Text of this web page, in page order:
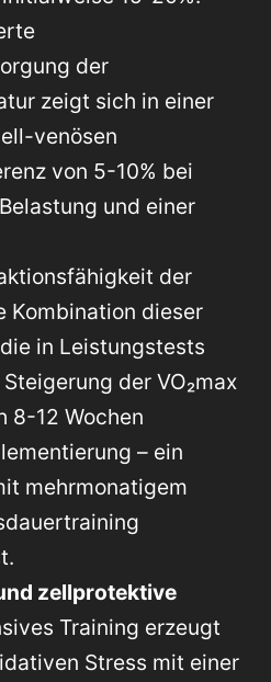
der
zeigt sich in einer
venösen
von 5-10% bei
und einer
der
Kombination dieser
in Leistungstests
der VO₂max
8-12 Wochen
– ein
mehrmonatigem
zellprotektive
Training erzeugt
Stress mit einer